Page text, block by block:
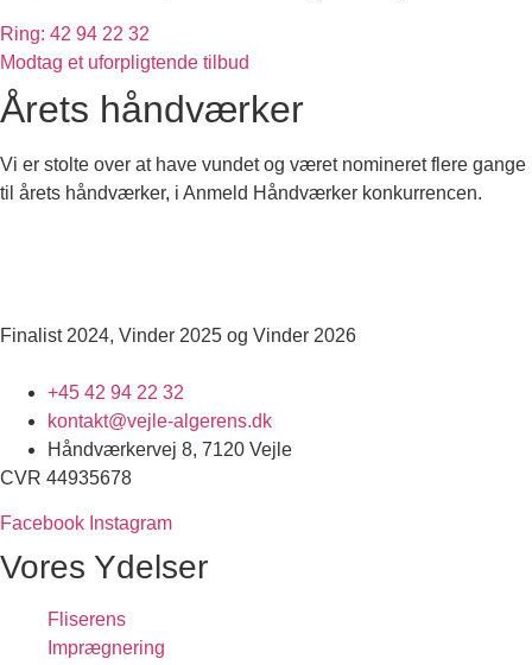
Ring: 42 94 22 32
Modtag et uforpligtende tilbud
Årets håndværker
Vi er stolte over at have vundet og været nomineret flere gange
til årets håndværker, i Anmeld Håndværker konkurrencen.
Finalist 2024, Vinder 2025 og Vinder 2026
+45 42 94 22 32
kontakt@vejle-algerens.dk
Håndværkervej 8, 7120 Vejle
CVR 44935678
Facebook Instagram
Vores Ydelser
Fliserens
Imprægnering